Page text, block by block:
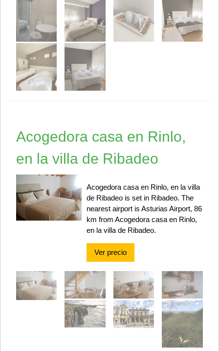
Acogedora casa en Rinlo,
en la villa de Ribadeo
Acogedora casa en Rinlo, en la villa
de Ribadeo is set in Ribadeo. The
nearest airport is Asturias Airport, 86
km from Acogedora casa en Rinlo,
en la villa de Ribadeo.
Ver precio